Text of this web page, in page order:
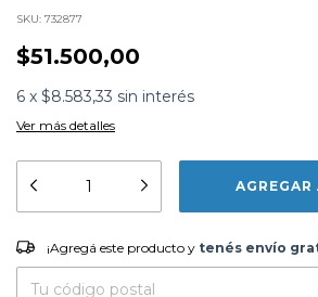
SKU: 732877
$51.500,00
6 x $8.583,33 sin interés
Ver más detalles
¡Agregá este producto ytenés
¡Agregá este producto y tenés envío
Formato:
LIBROS
Editorial:
Siruela
Encuadernación:Tapa Blanda
ISBN:9788410415324
N°Páginas: